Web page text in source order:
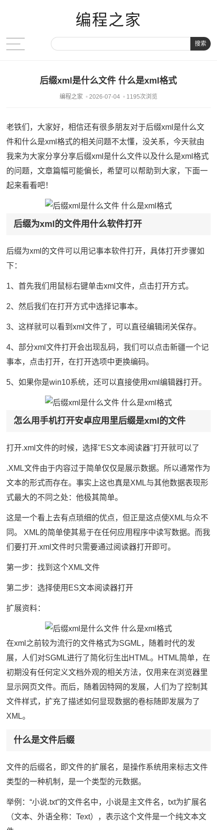
编程之家
搜索
后缀xml是什么文件 什么是xml格式
编程之家 2026-07-04 1195次浏览
老铁们，大家好，相信还有很多朋友对于后缀xml是什么文
件和什么是xml格式的相关问题不太懂，没关系，今天就由
我来为大家分享分享后缀xml是什么文件以及什么是xml格式
的问题，文章篇幅可能偏长，希望可以帮助到大家，下面一
起来看看吧！
后缀为xml的文件用什么软件打开
后缀为xml的文件可以用记事本软件打开，具体打开步骤如
下：
1、首先我们用鼠标右键单击xml文件，点击打开方式。
2、然后我们在打开方式中选择记事本。
3、这样就可以看到xml文件了，可以直径编辑闭关保存。
4、部分xml文件打开会出现乱码，我们可以点击新疆一个记
事本，点击打开，在打开选项中更换编码。
5、如果你是win10系统，还可以直接使用xml编辑器打开。
怎么用手机打开安卓应用里后缀是xml的文件
打开.xml文件的时候，选择"ES文本阅读器"打开就可以了
.XML文件由于内容过于简单仅仅是展示数据。所以通常作为
文本的形式而存在。事实上这也真是XML与其他数据表现形
式最大的不同之处：他极其简单。
这是一个看上去有点琐细的优点，但正是这点使XML与众不
同。 XML的简单使其易于在任何应用程序中读写数据。而我
们要打开.xml文件时只需要通过阅读器打开即可。
第一步：找到这个XML文件
第二步：选择使用ES文本阅读器打开
扩展资料：
在xml之前较为流行的文件格式为SGML，随着时代的发
展，人们对SGML进行了简化衍生出HTML。HTML简单，在
初期没有任何定义文档外观的相关方法，仅用来在浏览器里
显示网页文件。而后，随着因特网的发展，人们为了控制其
文件样式，扩充了描述如何显现数据的卷标随即发展为了
XML。
什么是文件后缀
文件的后缀名，即文件的扩展名，是操作系统用来标志文件
类型的一种机制，是一个类型的元数据。
举例：“小说.txt”的文件名中，小说是主文件名，txt为扩展名
（文本、外语全称：Text），表示这个文件是一个纯文本文